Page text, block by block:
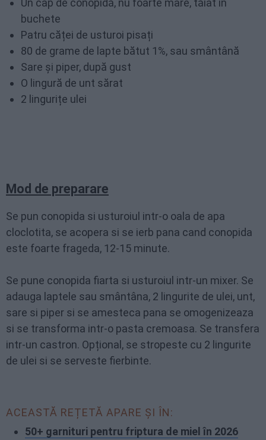
buchete
Patru căței de usturoi pisați
80 de grame de lapte bătut 1%, sau smântână
Sare și piper, după gust
O lingură de unt sărat
2 lingurițe ulei
Mod de preparare
Se pun conopida si usturoiul intr-o oala de apa
cloclotita, se acopera si se ierb pana cand conopida
este foarte frageda, 12-15 minute.
Se pune conopida fiarta si usturoiul intr-un mixer. Se
adauga laptele sau smântâna, 2 lingurite de ulei, unt,
sare si piper si se amesteca pana se omogenizeaza
si se transforma intr-o pasta cremoasa. Se transfera
intr-un castron. Opțional, se stropeste cu 2 lingurite
de ulei si se serveste fierbinte.
ACEASTĂ REȚETĂ APARE ȘI ÎN:
50+ garnituri pentru friptura de miel în 2026